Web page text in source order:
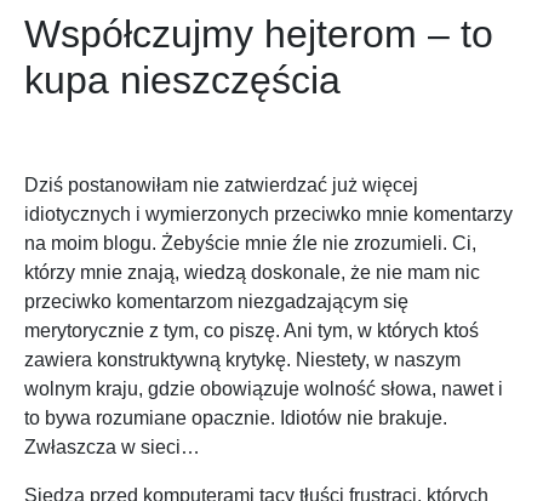
Współczujmy hejterom – to
kupa nieszczęścia
Dziś postanowiłam nie zatwierdzać już więcej
idiotycznych i wymierzonych przeciwko mnie komentarzy
na moim blogu. Żebyście mnie źle nie zrozumieli. Ci,
którzy mnie znają, wiedzą doskonale, że nie mam nic
przeciwko komentarzom niezgadzającym się
merytorycznie z tym, co piszę. Ani tym, w których ktoś
zawiera konstruktywną krytykę. Niestety, w naszym
wolnym kraju, gdzie obowiązuje wolność słowa, nawet i
to bywa rozumiane opacznie. Idiotów nie brakuje.
Zwłaszcza w sieci…
Siedzą przed komputerami tacy tłuści frustraci, których